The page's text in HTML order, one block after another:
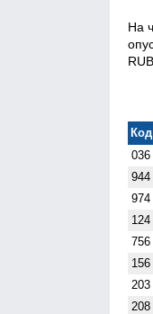
На
036
944
974
124
756
156
203
208